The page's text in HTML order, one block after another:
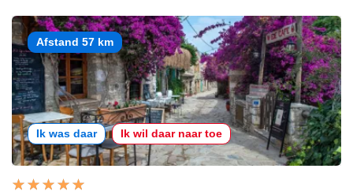
Afstand 57 km
Ik was daar Ik wil daar naar toe